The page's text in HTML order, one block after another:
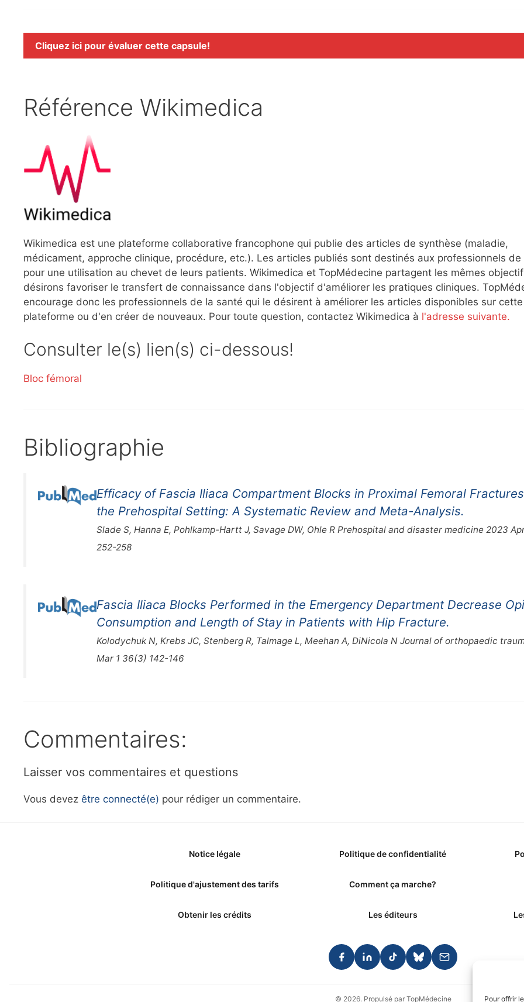
Pour offrir
Cliquez ici pour évaluer cette capsule!
Référence Wikimedica
Wikimedica est une plateforme collaborative francophone qui publie des articles de synthèse (maladie,
médicament, approche clinique, procédure, etc.). Les articles publiés sont destinés aux professionnels de
pour une utilisation au chevet de leurs patients. Wikimedica et TopMédecine partagent les mêmes
désirons favoriser le transfert de connaissance dans l'objectif d'améliorer les pratiques cliniques.
encourage donc les professionnels de la santé qui le désirent à améliorer les articles disponibles sur cette
plateforme ou d'en créer de nouveaux. Pour toute question, contactez Wikimedica à l'adresse suivante.
Consulter le(s) lien(s) ci-dessous!
Bloc fémoral
Bibliographie
Efficacy of Fascia Iliaca Compartment Blocks in Proximal Femoral
the Prehospital Setting: A Systematic Review and Meta-Analysis.
Slade S, Hanna E, Pohlkamp-Hartt J, Savage DW, Ohle R Prehospital and disaster medicine 2023
252-258
Fascia Iliaca Blocks Performed in the Emergency Department Decrease
Consumption and Length of Stay in Patients with Hip Fracture.
Kolodychuk N, Krebs JC, Stenberg R, Talmage L, Meehan A, DiNicola N Journal of orthopaedic
Mar 1 36(3) 142-146
Commentaires:
Laisser vos commentaires et questions
Vous devez être connecté(e) pour rédiger un commentaire.
Notice légale Politique de confidentialité
Politique d'ajustement des tarifs Comment ça marche?
Obtenir les crédits Les éditeurs
© 2026. Propulsé par TopMédecine